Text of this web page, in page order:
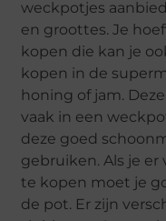
weckpotjes
en groottes. Je
kopen die kan je
kopen in de
honing of jam.
vaak in een
deze goed
gebruiken. Als je
te kopen moet je
de pot. Er zijn